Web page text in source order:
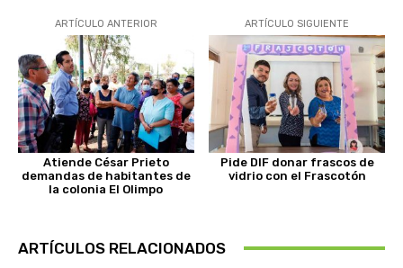
ARTÍCULO ANTERIOR
Atiende César Prieto
demandas de habitantes de
la colonia El Olimpo
ARTÍCULO SIGUIENTE
Pide DIF donar frascos de
vidrio con el Frascotón
ARTÍCULOS RELACIONADOS